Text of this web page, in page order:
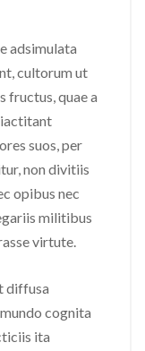
adsimulata
cultorum ut
fructus, quae a
iactitant
suos, per
non divitiis
opibus nec
militibus
virtute.
diffusa
cognita
ita